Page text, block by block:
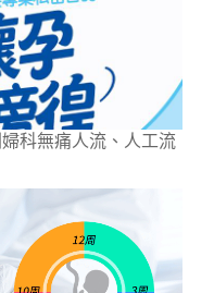
科無痛人流、人工流